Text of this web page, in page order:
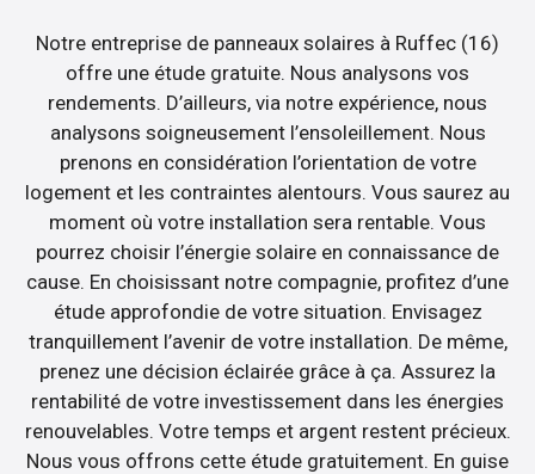
Notre entreprise de panneaux solaires à Ruffec (16)
offre une étude gratuite. Nous analysons vos
rendements. D’ailleurs, via notre expérience, nous
analysons soigneusement l’ensoleillement. Nous
prenons en considération l’orientation de votre
logement et les contraintes alentours. Vous saurez au
moment où votre installation sera rentable. Vous
pourrez choisir l’énergie solaire en connaissance de
cause. En choisissant notre compagnie, profitez d’une
étude approfondie de votre situation. Envisagez
tranquillement l’avenir de votre installation. De même,
prenez une décision éclairée grâce à ça. Assurez la
rentabilité de votre investissement dans les énergies
renouvelables. Votre temps et argent restent précieux.
Nous vous offrons cette étude gratuitement. En guise